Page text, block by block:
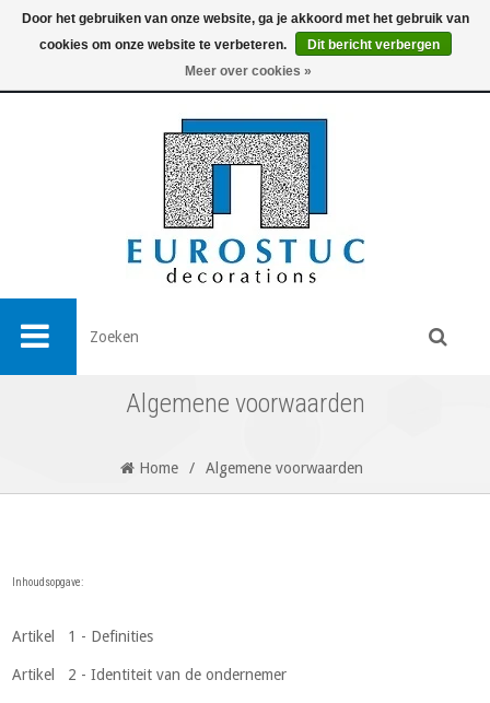
0
Algemene voorwaarden
Home / Algemene voorwaarden
Inhoudsopgave:
Artikel 1 - Definities
Artikel 2 - Identiteit van de ondernemer
Door het gebruiken van onze website, ga je akkoord met het gebruik van
cookies om onze website te verbeteren.
Dit bericht verbergen
Meer over cookies »